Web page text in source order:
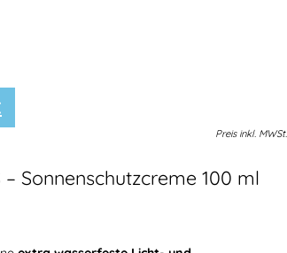
Preis inkl. MWSt.
– Sonnenschutzcreme 100 ml